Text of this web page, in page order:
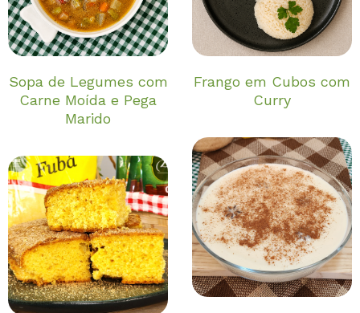
Sopa de Legumes com
Carne Moída e Pega
Marido
Frango em Cubos com
Curry